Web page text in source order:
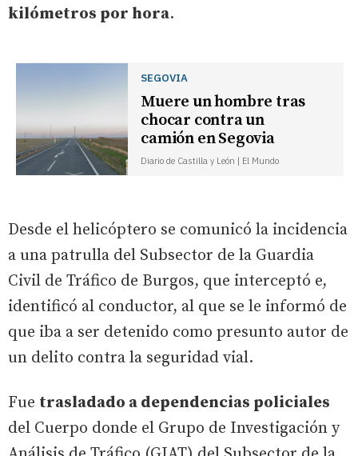
kilómetros por hora.
SEGOVIA
Muere un hombre tras
chocar contra un
camión en Segovia
Diario de Castilla y León | El Mundo
Desde el helicóptero se comunicó la incidencia
a una patrulla del Subsector de la Guardia
Civil de Tráfico de Burgos, que interceptó e,
identificó al conductor, al que se le informó de
que iba a ser detenido como presunto autor de
un delito contra la seguridad vial.
Fue trasladado a dependencias policiales
del Cuerpo donde el Grupo de Investigación y